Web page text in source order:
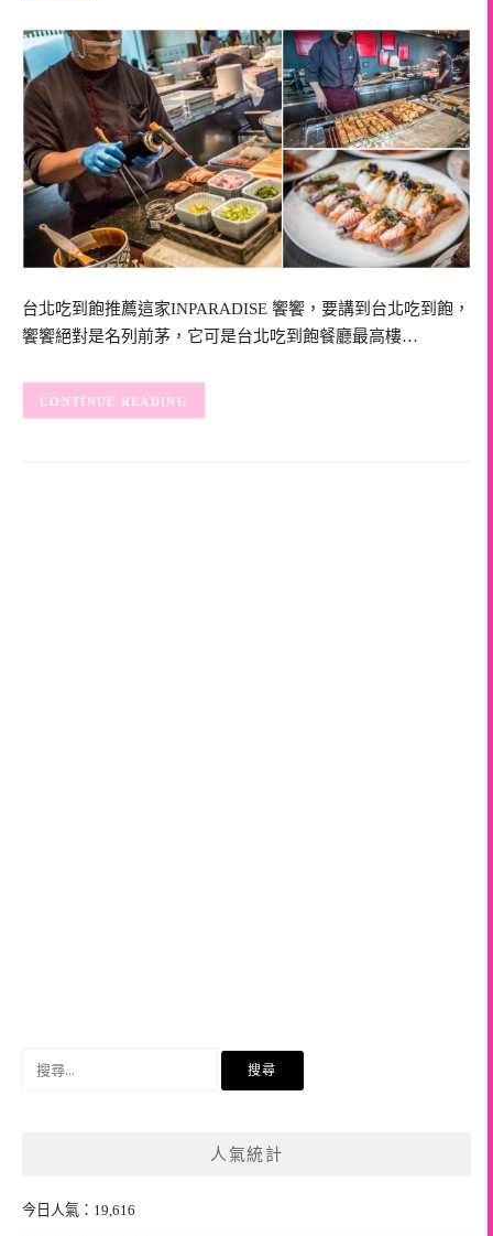
台北吃到飽推薦這家INPARADISE 饗饗，要講到台北吃到飽，
饗饗絕對是名列前茅，它可是台北吃到飽餐廳最高樓…
CONTINUE READING
人氣統計
今日人氣：19,616